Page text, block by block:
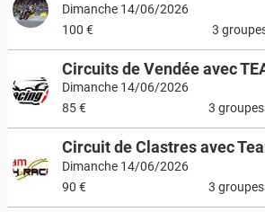
Dimanche 14/06/2026
100 €
3
Circuits de Vendée avec
Dimanche 14/06/2026
85 €
3 groupes
Circuit de Clastres avec
Dimanche 14/06/2026
90 €
3 groupes